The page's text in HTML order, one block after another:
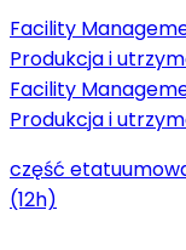
Facility
Produkcja i
Facility
Produkcja i
część etatu
(12h)